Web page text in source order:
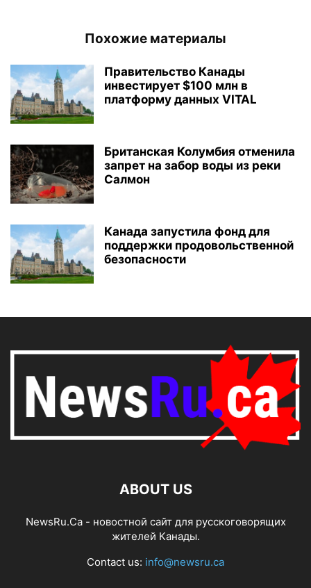
Похожие материалы
Правительство Канады
инвестирует $100 млн в
платформу данных VITAL
Британская Колумбия отменила
запрет на забор воды из реки
Салмон
Канада запустила фонд для
поддержки продовольственной
безопасности
ABOUT US
NewsRu.Ca - новостной сайт для русскоговорящих
жителей Канады.
Contact us: info@newsru.ca